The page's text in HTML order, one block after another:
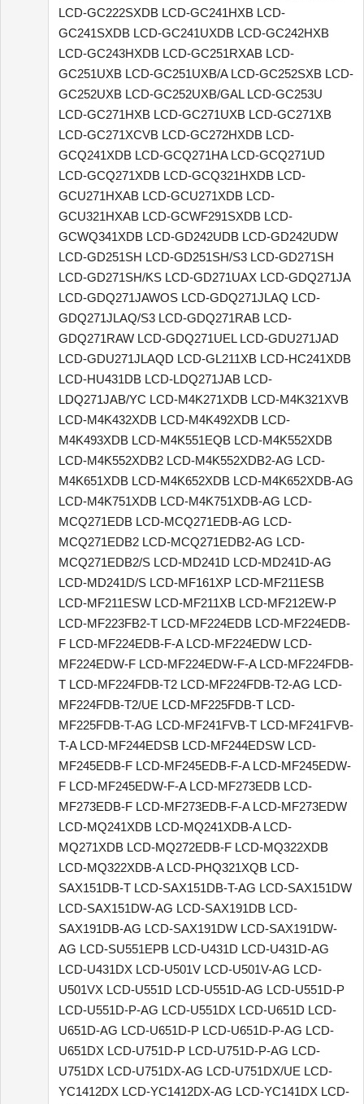
LCD-GC222SXDB LCD-GC241HXB LCD-
GC241SXDB LCD-GC241UXDB LCD-GC242HXB
LCD-GC243HXDB LCD-GC251RXAB LCD-
GC251UXB LCD-GC251UXB/A LCD-GC252SXB LCD-
GC252UXB LCD-GC252UXB/GAL LCD-GC253U
LCD-GC271HXB LCD-GC271UXB LCD-GC271XB
LCD-GC271XCVB LCD-GC272HXDB LCD-
GCQ241XDB LCD-GCQ271HA LCD-GCQ271UD
LCD-GCQ271XDB LCD-GCQ321HXDB LCD-
GCU271HXAB LCD-GCU271XDB LCD-
GCU321HXAB LCD-GCWF291SXDB LCD-
GCWQ341XDB LCD-GD242UDB LCD-GD242UDW
LCD-GD251SH LCD-GD251SH/S3 LCD-GD271SH
LCD-GD271SH/KS LCD-GD271UAX LCD-GDQ271JA
LCD-GDQ271JAWOS LCD-GDQ271JLAQ LCD-
GDQ271JLAQ/S3 LCD-GDQ271RAB LCD-
GDQ271RAW LCD-GDQ271UEL LCD-GDU271JAD
LCD-GDU271JLAQD LCD-GL211XB LCD-HC241XDB
LCD-HU431DB LCD-LDQ271JAB LCD-
LDQ271JAB/YC LCD-M4K271XDB LCD-M4K321XVB
LCD-M4K432XDB LCD-M4K492XDB LCD-
M4K493XDB LCD-M4K551EQB LCD-M4K552XDB
LCD-M4K552XDB2 LCD-M4K552XDB2-AG LCD-
M4K651XDB LCD-M4K652XDB LCD-M4K652XDB-AG
LCD-M4K751XDB LCD-M4K751XDB-AG LCD-
MCQ271EDB LCD-MCQ271EDB-AG LCD-
MCQ271EDB2 LCD-MCQ271EDB2-AG LCD-
MCQ271EDB2/S LCD-MD241D LCD-MD241D-AG
LCD-MD241D/S LCD-MF161XP LCD-MF211ESB
LCD-MF211ESW LCD-MF211XB LCD-MF212EW-P
LCD-MF223FB2-T LCD-MF224EDB LCD-MF224EDB-
F LCD-MF224EDB-F-A LCD-MF224EDW LCD-
MF224EDW-F LCD-MF224EDW-F-A LCD-MF224FDB-
T LCD-MF224FDB-T2 LCD-MF224FDB-T2-AG LCD-
MF224FDB-T2/UE LCD-MF225FDB-T LCD-
MF225FDB-T-AG LCD-MF241FVB-T LCD-MF241FVB-
T-A LCD-MF244EDSB LCD-MF244EDSW LCD-
MF245EDB-F LCD-MF245EDB-F-A LCD-MF245EDW-
F LCD-MF245EDW-F-A LCD-MF273EDB LCD-
MF273EDB-F LCD-MF273EDB-F-A LCD-MF273EDW
LCD-MQ241XDB LCD-MQ241XDB-A LCD-
MQ271XDB LCD-MQ272EDB-F LCD-MQ322XDB
LCD-MQ322XDB-A LCD-PHQ321XQB LCD-
SAX151DB-T LCD-SAX151DB-T-AG LCD-SAX151DW
LCD-SAX151DW-AG LCD-SAX191DB LCD-
SAX191DB-AG LCD-SAX191DW LCD-SAX191DW-
AG LCD-SU551EPB LCD-U431D LCD-U431D-AG
LCD-U431DX LCD-U501V LCD-U501V-AG LCD-
U501VX LCD-U551D LCD-U551D-AG LCD-U551D-P
LCD-U551D-P-AG LCD-U551DX LCD-U651D LCD-
U651D-AG LCD-U651D-P LCD-U651D-P-AG LCD-
U651DX LCD-U751D-P LCD-U751D-P-AG LCD-
U751DX LCD-U751DX-AG LCD-U751DX/UE LCD-
YC1412DX LCD-YC1412DX-AG LCD-YC141DX LCD-